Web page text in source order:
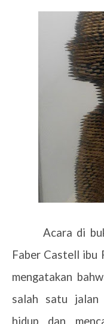
Acara di buka
Faber Castell ibu
mengatakan
salah satu jalan
hidup dan